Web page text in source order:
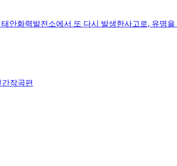
안화력발전소에서 또 다시 발생한사고로, 유명
작곡편